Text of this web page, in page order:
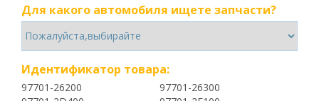
Для какого автомобиля ищете запчасти?
Идентификатор товара:
97701-26200
97701-26300